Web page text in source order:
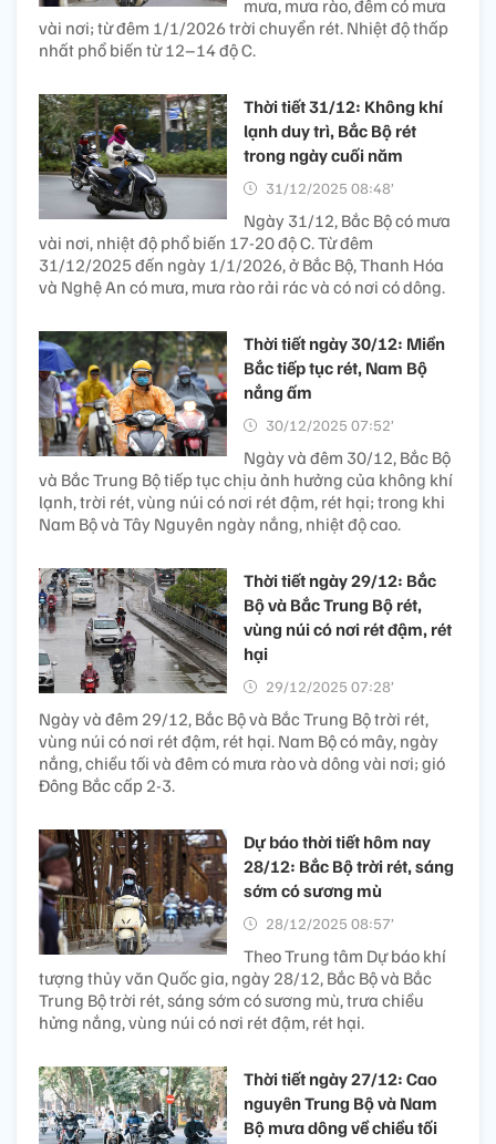
mưa, mưa rào, đêm có mưa
vài nơi; từ đêm 1/1/2026 trời chuyển rét. Nhiệt độ thấp
nhất phổ biến từ 12–14 độ C.
Thời tiết 31/12: Không khí
lạnh duy trì, Bắc Bộ rét
trong ngày cuối năm
31/12/2025 08:48’
Ngày 31/12, Bắc Bộ có mưa
vài nơi, nhiệt độ phổ biến 17-20 độ C. Từ đêm
31/12/2025 đến ngày 1/1/2026, ở Bắc Bộ, Thanh Hóa
và Nghệ An có mưa, mưa rào rải rác và có nơi có dông.
Thời tiết ngày 30/12: Miền
Bắc tiếp tục rét, Nam Bộ
nắng ấm
30/12/2025 07:52’
Ngày và đêm 30/12, Bắc Bộ
và Bắc Trung Bộ tiếp tục chịu ảnh hưởng của không khí
lạnh, trời rét, vùng núi có nơi rét đậm, rét hại; trong khi
Nam Bộ và Tây Nguyên ngày nắng, nhiệt độ cao.
Thời tiết ngày 29/12: Bắc
Bộ và Bắc Trung Bộ rét,
vùng núi có nơi rét đậm, rét
hại
29/12/2025 07:28’
Ngày và đêm 29/12, Bắc Bộ và Bắc Trung Bộ trời rét,
vùng núi có nơi rét đậm, rét hại. Nam Bộ có mây, ngày
nắng, chiều tối và đêm có mưa rào và dông vài nơi; gió
Đông Bắc cấp 2-3.
Dự báo thời tiết hôm nay
28/12: Bắc Bộ trời rét, sáng
sớm có sương mù
28/12/2025 08:57’
Theo Trung tâm Dự báo khí
tượng thủy văn Quốc gia, ngày 28/12, Bắc Bộ và Bắc
Trung Bộ trời rét, sáng sớm có sương mù, trưa chiều
hửng nắng, vùng núi có nơi rét đậm, rét hại.
Thời tiết ngày 27/12: Cao
nguyên Trung Bộ và Nam
Bộ mưa dông về chiều tối